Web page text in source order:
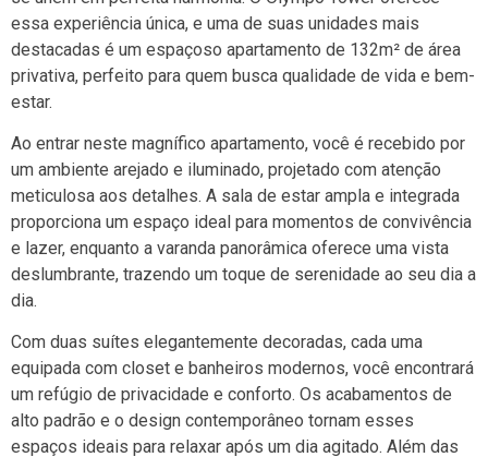
essa experiência única, e uma de suas unidades mais
destacadas é um espaçoso apartamento de 132m² de área
privativa, perfeito para quem busca qualidade de vida e bem-
estar.
Ao entrar neste magnífico apartamento, você é recebido por
um ambiente arejado e iluminado, projetado com atenção
meticulosa aos detalhes. A sala de estar ampla e integrada
proporciona um espaço ideal para momentos de convivência
e lazer, enquanto a varanda panorâmica oferece uma vista
deslumbrante, trazendo um toque de serenidade ao seu dia a
dia.
Com duas suítes elegantemente decoradas, cada uma
equipada com closet e banheiros modernos, você encontrará
um refúgio de privacidade e conforto. Os acabamentos de
alto padrão e o design contemporâneo tornam esses
espaços ideais para relaxar após um dia agitado. Além das